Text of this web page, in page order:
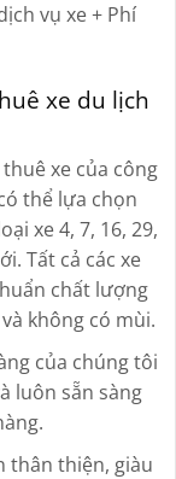
vụ xe + Phí
xe du lịch
xe của công
thể lựa chọn
xe4, 7, 16, 29,
Tất cả các xe
chất lượng
không có mùi.
của chúng tôi
luôn sẵn sàng
thân thiện, giàu